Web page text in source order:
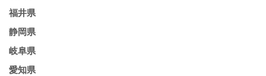
福井県
静岡県
岐阜県
愛知県